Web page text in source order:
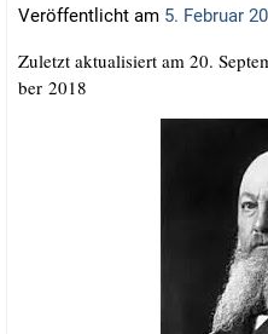
Veröffentlicht am 5. Februar
Zuletzt aktua­li­siert am 20.
ber 2018